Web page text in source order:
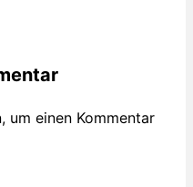
um einen Kommentar